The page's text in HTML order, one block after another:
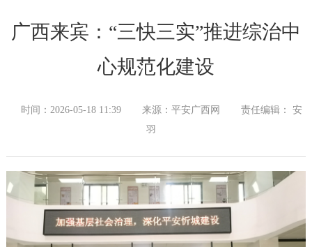
广西来宾：“三快三实”推进综治中
心规范化建设
时间：2026-05-18 11:39 来源：平安广西网
责任编辑： 安
羽